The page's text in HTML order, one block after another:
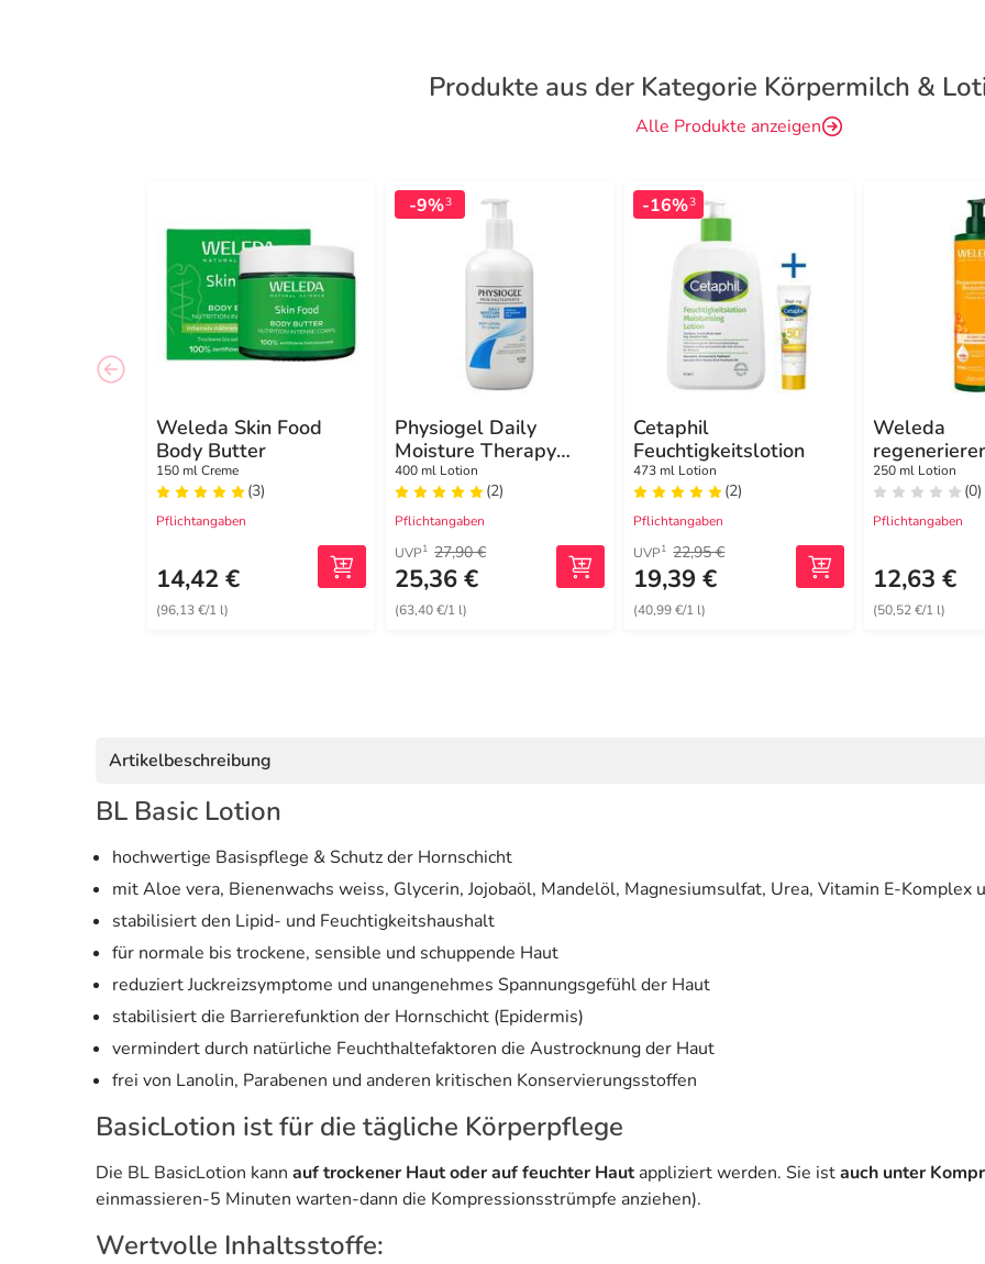
Produkte aus der Kategorie Körpermilch &
Alle Produkte anzeigen
Weleda Skin Food
Body Butter
150 ml Creme
(3)
Pflichtangaben
14,42 €
(96,13 €/1 l)
-9%3
Physiogel Daily
Moisture Therapy
Body Lotion für
normale bis trockene
Haut
400 ml Lotion
(2)
Pflichtangaben
UVP1 27,90 €
25,36 €
(63,40 €/1 l)
-16%3
Cetaphil
Feuchtigkeitslotion
473 ml Lotion
(2)
Pflichtangaben
UVP1 22,95 €
19,39 €
(40,99 €/1 l)
Weleda
Bodylotion
250 ml Lotion
(0)
Pflichtangaben
12,63 €
(50,52 €/1 l)
Artikelbeschreibung
BL Basic Lotion
hochwertige Basispflege & Schutz der Hornschicht
mit Aloe vera, Bienenwachs weiss, Glycerin, Jojobaöl, Mandelöl, Magnesiumsulfat, Urea, Vitamin E-Komplex
stabilisiert den Lipid- und Feuchtigkeitshaushalt
für normale bis trockene, sensible und schuppende Haut
reduziert Juckreizsymptome und unangenehmes Spannungsgefühl der Haut
stabilisiert die Barrierefunktion der Hornschicht (Epidermis)
vermindert durch natürliche Feuchthaltefaktoren die Austrocknung der Haut
frei von Lanolin, Parabenen und anderen kritischen Konservierungsstoffen
BasicLotion ist für die tägliche Körperpflege
Die BL BasicLotion kann auf trockener Haut oder auf feuchter Hautappliziert werden. Sie istauch unter
einmassieren-5 Minuten warten-dann die Kompressionsstrümpfe anziehen).
Wertvolle Inhaltsstoffe: